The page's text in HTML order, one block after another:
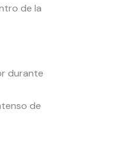
de la
durante
de